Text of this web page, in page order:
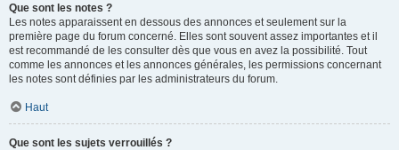
Que sont les notes ?
Les notes apparaissent en dessous des annonces et seulement sur la
première page du forum concerné. Elles sont souvent assez importantes et il
est recommandé de les consulter dès que vous en avez la possibilité. Tout
comme les annonces et les annonces générales, les permissions concernant
les notes sont définies par les administrateurs du forum.
Haut
Que sont les sujets verrouillés ?